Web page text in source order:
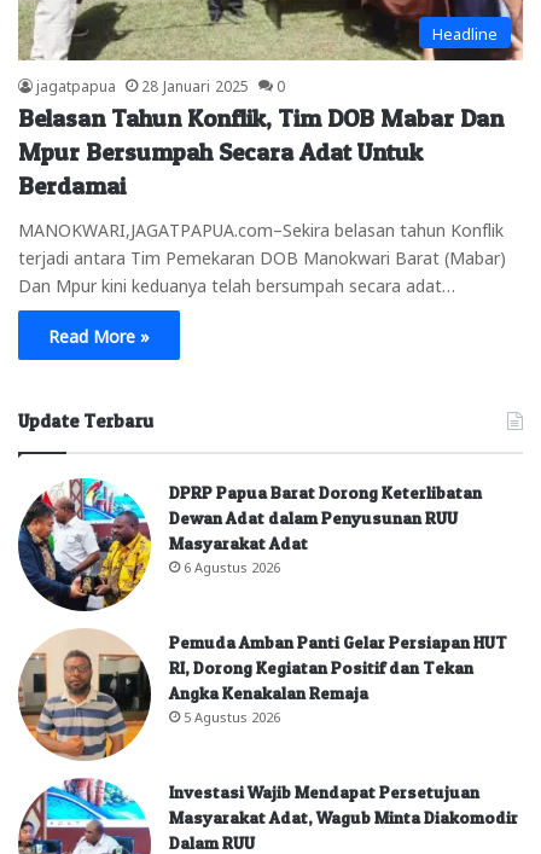
Headline
jagatpapua 28 Januari 2025 0
Belasan Tahun Konflik, Tim DOB Mabar Dan
Mpur Bersumpah Secara Adat Untuk
Berdamai
MANOKWARI,JAGATPAPUA.com–Sekira belasan tahun Konflik
terjadi antara Tim Pemekaran DOB Manokwari Barat (Mabar)
Dan Mpur kini keduanya telah bersumpah secara adat…
Read More »
Update Terbaru
DPRP Papua Barat Dorong Keterlibatan
Dewan Adat dalam Penyusunan RUU
Masyarakat Adat
6 Agustus 2026
Pemuda Amban Panti Gelar Persiapan HUT
RI, Dorong Kegiatan Positif dan Tekan
Angka Kenakalan Remaja
5 Agustus 2026
Investasi Wajib Mendapat Persetujuan
Masyarakat Adat, Wagub Minta Diakomodir
Dalam RUU